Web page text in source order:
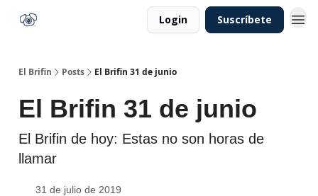
Login Suscríbete
El Brifin Posts El Brifin 31 de junio
El Brifin 31 de junio
El Brifin de hoy: Estas no son horas de
llamar
31 de julio de 2019